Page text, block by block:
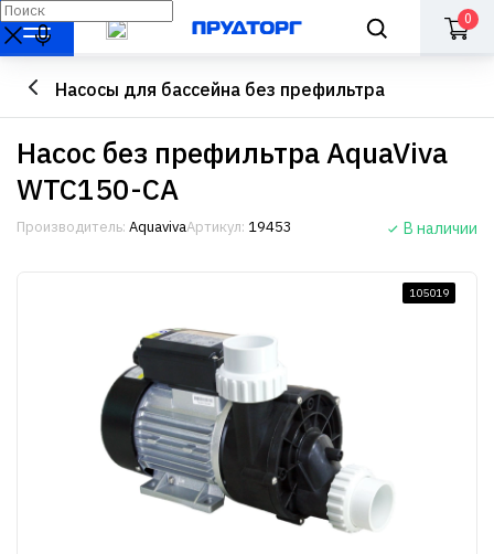
0
Насосы для бассейна без префильтра
Насос без префильтра AquaViva
WTC150-CA
Производитель: AquavivaАртикул: 19453 В наличии
105019